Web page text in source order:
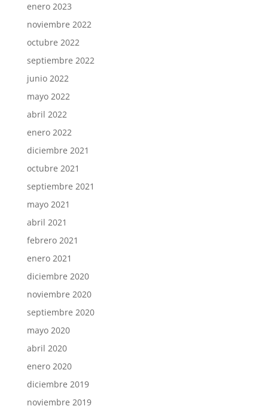
enero 2023
noviembre 2022
octubre 2022
septiembre 2022
junio 2022
mayo 2022
abril 2022
enero 2022
diciembre 2021
octubre 2021
septiembre 2021
mayo 2021
abril 2021
febrero 2021
enero 2021
diciembre 2020
noviembre 2020
septiembre 2020
mayo 2020
abril 2020
enero 2020
diciembre 2019
noviembre 2019